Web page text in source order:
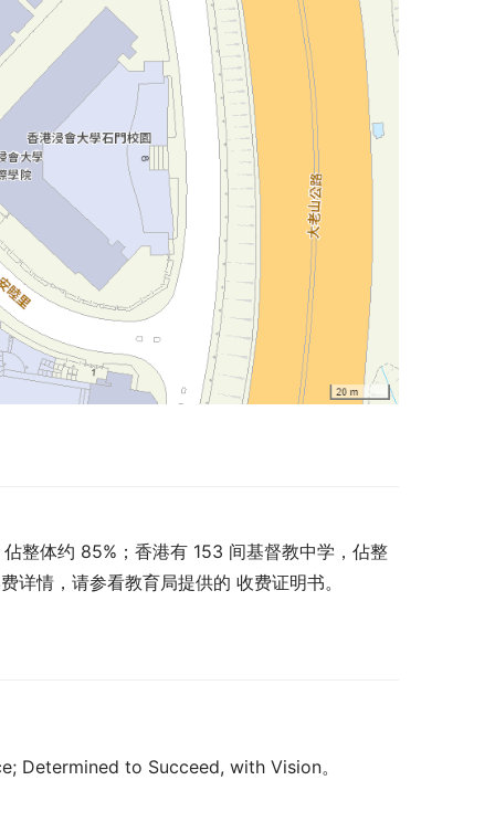
佔整体约 85%；香港有 153 间基督教中学，佔整
详情，请参看教育局提供的 收费证明书。
Determined to Succeed, with Vision。